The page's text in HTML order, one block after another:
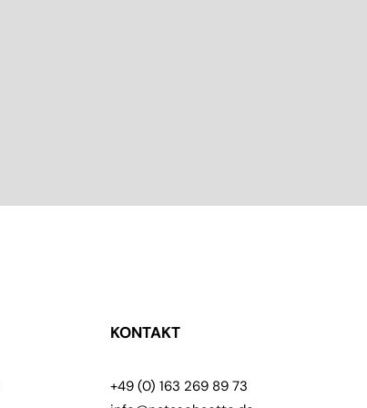
KONTAKT
+49 (0) 163 269 89 73